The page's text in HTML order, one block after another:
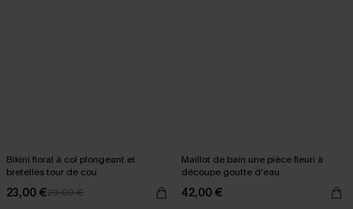
Bikini floral à col plongeant et
bretelles tour de cou
23,00 €29,00 €
Maillot de bain une pièce fleuri à
découpe goutte d'eau
42,00 €